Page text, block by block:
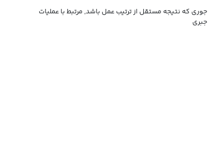
جوری که نتیجه مستقل از ترتیب عمل باشد, مرتبط با عملیات
جبری